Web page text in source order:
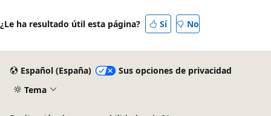
¿Le ha resultado útil esta página? Sí No
Español (España)
Sus opciones de privacidad
Tema